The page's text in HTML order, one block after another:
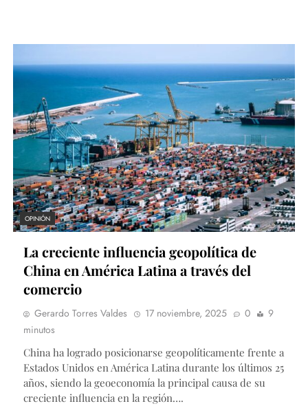
OPINIÓN
La creciente influencia geopolítica de
China en América Latina a través del
comercio
Gerardo Torres Valdes 17 noviembre, 2025 0
9
minutos
China ha logrado posicionarse geopolíticamente frente a
Estados Unidos en América Latina durante los últimos 25
años, siendo la geoeconomía la principal causa de su
creciente influencia en la región….